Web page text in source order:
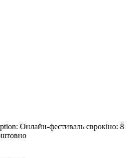
Онлайн-фестиваль єврокіно: 8